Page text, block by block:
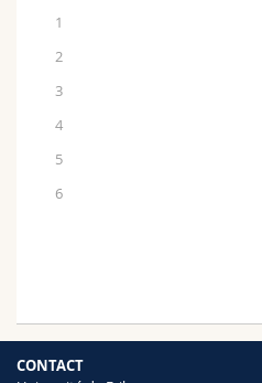
1
2
3
4
5
6
CONTACT